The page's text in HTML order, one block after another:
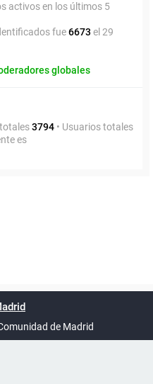
activos en los últimos 5
fue6673 el 29
globales
3794 • Usuarios totales
es
de Madrid